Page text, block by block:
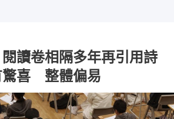
讀卷相隔多年再引用詩
喜 整體偏易